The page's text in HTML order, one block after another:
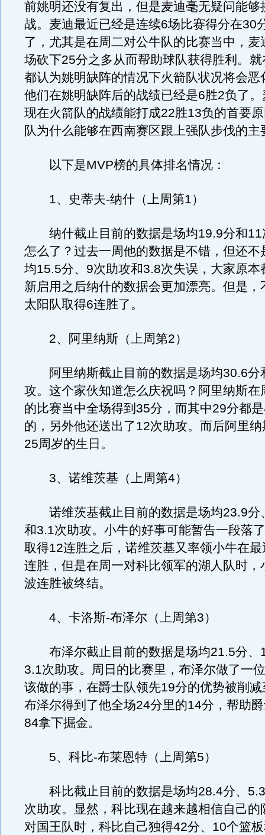
前姚明还没有复出，但是麦迪毫无疑问能够
战。麦迪最近已经是连续6场比赛得分在30
了，尤其是在周二对公牛队的比赛当中，麦
场砍下25分之多从而帮助球队获得胜利。
都认为姚明缺阵的情况下火箭队状况将会恶
他们在姚明缺阵后的战绩已经是6胜2负了
现在火箭队的战绩能打成22胜13负的首要
队为什么能够在西南赛区跟上强队步伐的主
以下是MVP榜的具体排名情况：
1、史蒂夫-纳什（上周第1）
纳什截止目前的数据是场均19.9分和11
怎么了？过去一周他的数据是不错，但还不
均15.5分、9次助攻和3.8次失误，大家原本
新启用之后纳什的数据会更加漂亮。但是，
太阳队取得6连胜了。
2、阿里纳斯（上周第2）
阿里纳斯截止目前的数据是场均30.6分
攻。这个家伙知道怎么庆祝吗？阿里纳斯在
的比赛当中全场得到35分，而其中29分都
的，另外他还送出了12次助攻。而后阿里
25周岁的生日。
3、诺维茨基（上周第4）
诺维茨基截止目前的数据是场均23.9分
和3.1次助攻。小牛的好事可能暂告一段落
取得12连胜之后，诺维茨基又率领小牛在
连胜，但是在周一对科比领军的湖人队时，
波连胜被终结。
4、卡洛斯-布泽尔（上周第3）
布泽尔截止目前的数据是场均21.5分、
3.1次助攻。周日的比赛里，布泽尔做了一
该做的事，在爵士队领先19分的优势被削
布泽尔得到了他全场24分里的14分，帮助
84拿下掘金。
5、科比-布莱恩特（上周第5）
科比截止目前的数据是场均28.4分、
次助攻。显然，科比现在越来越相信自己的
对国王队时，科比自己独得42分、10个篮